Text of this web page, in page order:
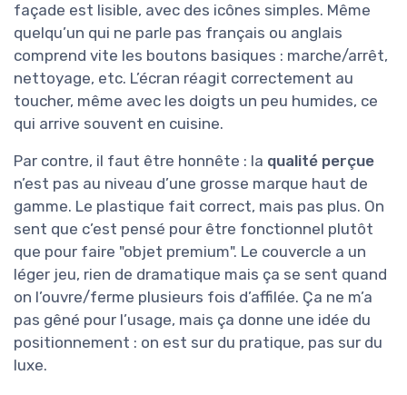
façade est lisible, avec des icônes simples. Même
quelqu’un qui ne parle pas français ou anglais
comprend vite les boutons basiques : marche/arrêt,
nettoyage, etc. L’écran réagit correctement au
toucher, même avec les doigts un peu humides, ce
qui arrive souvent en cuisine.
Par contre, il faut être honnête : la qualité perçue
n’est pas au niveau d’une grosse marque haut de
gamme. Le plastique fait correct, mais pas plus. On
sent que c’est pensé pour être fonctionnel plutôt
que pour faire "objet premium". Le couvercle a un
léger jeu, rien de dramatique mais ça se sent quand
on l’ouvre/ferme plusieurs fois d’affilée. Ça ne m’a
pas gêné pour l’usage, mais ça donne une idée du
positionnement : on est sur du pratique, pas sur du
luxe.